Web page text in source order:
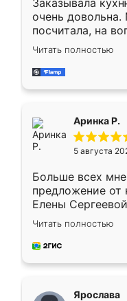
Заказывала
очень
посчитала, на
Замерщик
делу со всей
за день, ребята
Читать полностью
Аринка Р.
5 августа
Больше всех
предложение от
Елены
короткие сроки
для замера
предложил по
Читать полностью
Ярослава